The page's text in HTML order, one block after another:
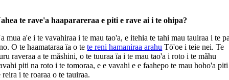
te rave'a haaparareraa e piti e rave ai i te ohipa?
mua a'e i te vavahiraa i te mau tao'a, e itehia te tahi mau tauiraa i te
O te haamataraa ïa o tete reni hamaniraa arahu Tō'oe i teie nei. Te
raveraa a te mǎshini, o te tuuraa ïa i te mau tao'a i roto i te mǎhu
piti na roto i te tomoraa, e e vavahi e e faahepo te mau hoho'a
reira i te roaraa o te tauiraa.